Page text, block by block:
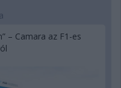
– Camara az F1-es